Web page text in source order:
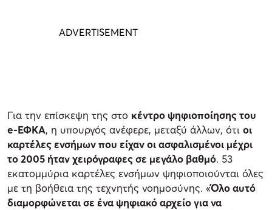
Για την επίσκεψη της στο κέντρο ψηφιοποίησης του
e-ΕΦΚΑ, η υπουργός ανέφερε, μεταξύ άλλων, ότι οι
καρτέλες ενσήμων που είχαν οι ασφαλισμένοι μέχρι
το 2005 ήταν χειρόγραφες σε μεγάλο βαθμό. 53
εκατομμύρια καρτέλες ενσήμων ψηφιοποιούνται όλες
με τη βοήθεια της τεχνητής νοημοσύνης. «Όλο αυτό
διαμορφώνεται σε ένα ψηφιακό αρχείο για να